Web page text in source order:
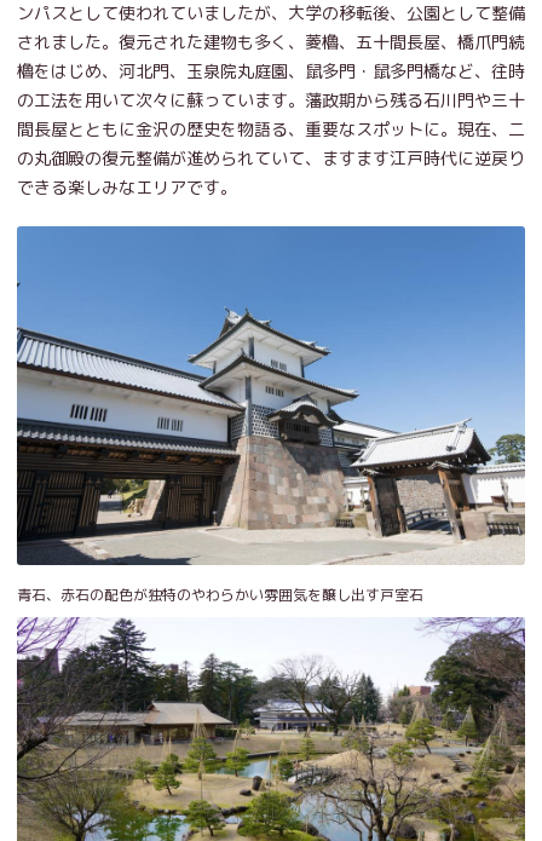
ンパスとして使われていましたが、大学の移転後、公園として整備
されました。復元された建物も多く、菱櫓、五十間長屋、橋爪門続
櫓をはじめ、河北門、玉泉院丸庭園、鼠多門・鼠多門橋など、往時
の工法を用いて次々に蘇っています。藩政期から残る石川門や三十
間長屋とともに金沢の歴史を物語る、重要なスポットに。現在、二
の丸御殿の復元整備が進められていて、ますます江戸時代に逆戻り
できる楽しみなエリアです。
青石、赤石の配色が独特のやわらかい雰囲気を醸し出す戸室石